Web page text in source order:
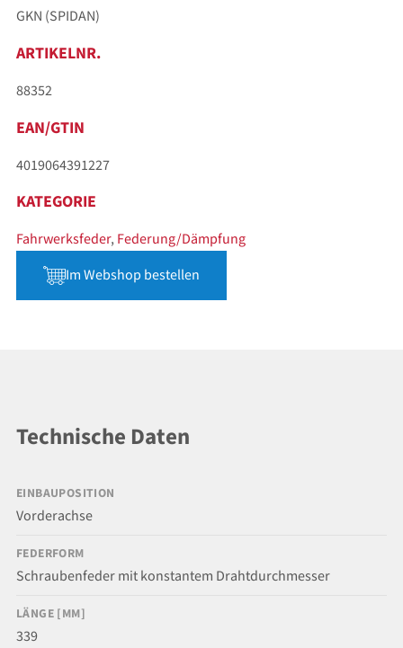
GKN (SPIDAN)
ARTIKELNR.
88352
EAN/GTIN
4019064391227
KATEGORIE
Fahrwerksfeder, Federung/Dämpfung
Im Webshop bestellen
Technische Daten
EINBAUPOSITION
Vorderachse
FEDERFORM
Schraubenfeder mit konstantem Drahtdurchmesser
LÄNGE [MM]
339